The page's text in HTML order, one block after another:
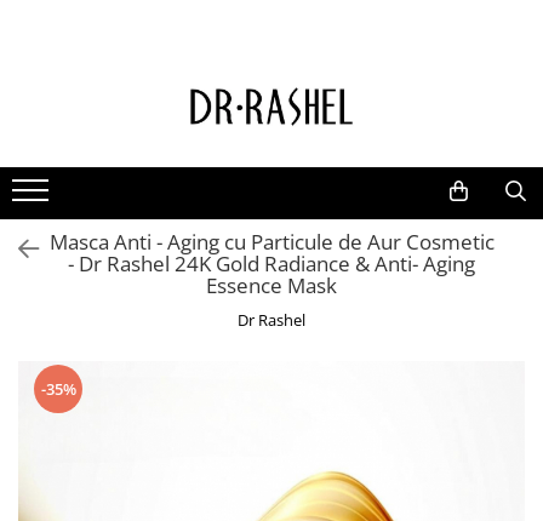
Lotiuni tonice
Creme de zi
Creme de noapte
Colagen
Vitamina c
Retinol
Aloe Vera
Masca Anti - Aging cu Particule de Aur Cosmetic
- Dr Rashel 24K Gold Radiance & Anti- Aging
Essence Mask
Dr Rashel
-35%